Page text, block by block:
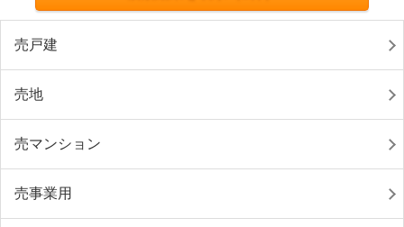
売戸建
売地
売マンション
売事業用